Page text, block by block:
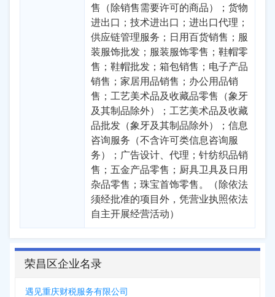
售（除销售需要许可的商品）；货物
进出口；技术进出口；进出口代理；
供应链管理服务；日用百货销售；服
装服饰批发；服装服饰零售；鞋帽零
售；鞋帽批发；箱包销售；电子产品
销售；家居用品销售；办公用品销
售；工艺美术品及收藏品零售（象牙
及其制品除外）；工艺美术品及收藏
品批发（象牙及其制品除外）；信息
咨询服务（不含许可类信息咨询服
务）；广告设计、代理；针纺织品销
售；五金产品零售；厨具卫具及日用
杂品零售；珠宝首饰零售。（除依法
须经批准的项目外，凭营业执照依法
自主开展经营活动）
荣昌区企业名录
遇见重庆财税服务有限公司